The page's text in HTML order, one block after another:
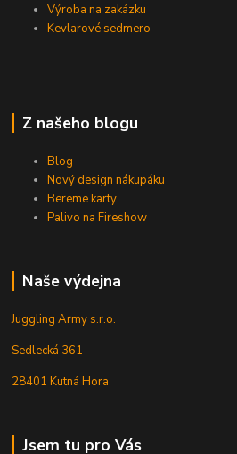
Výroba na zakázku
Kevlarové sedmero
Z našeho blogu
Blog
Nový design nákupáku
Bereme karty
Palivo na Fireshow
Naše výdejna
Juggling Army s.r.o.
Sedlecká 361
28401 Kutná Hora
Jsem tu pro Vás